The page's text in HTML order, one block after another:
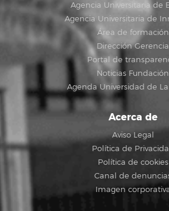
Agencia Universitaria de
Agencia Universitaria de
Área de formación
Dirección Gerencia
Portal de
Noticias Fundación
Agenda Universidad de
Acerca de
Aviso Legal
Política de
Política de cookies
Canal de
Imagen